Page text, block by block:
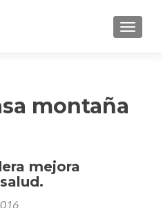
montaña
mejora